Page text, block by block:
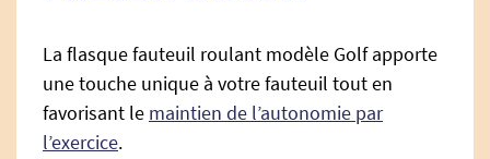
La flasque fauteuil roulant modèle Golf apporte
une touche unique à votre fauteuil tout en
favorisant le maintien de l’autonomie par
l’exercice.